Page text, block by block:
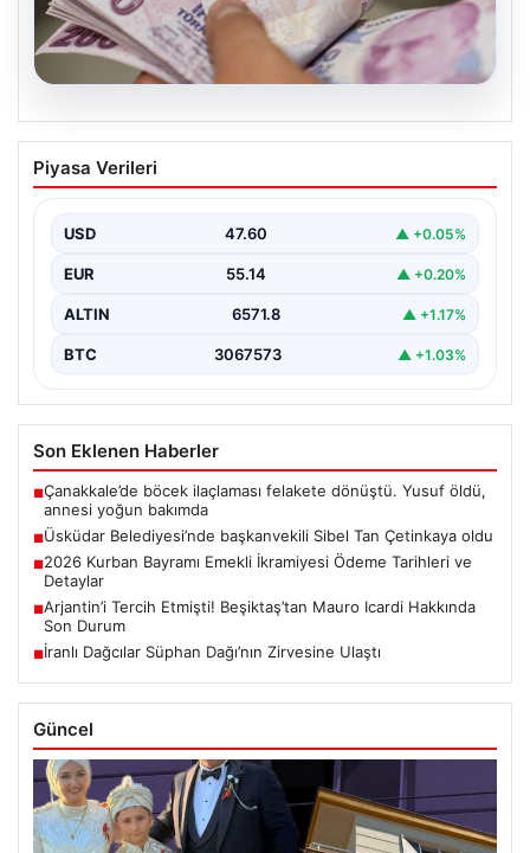
05.08.2026
2026 Kurban Bayramı Emekli İkramiyesi
Ödeme Tarihleri ve Detaylar
emekli vatandaş, bayram ikramiyelerinin ödeneceği
tarihleri büyük bir…
Piyasa Verileri
USD 47.60 ▲ +0.05%
EUR 55.14 ▲ +0.20%
ALTIN 6571.8 ▲ +1.17%
BTC 3067573 ▲ +1.03%
Son Eklenen Haberler
■Çanakkale’de böcek ilaçlaması felakete dönüştü. Yusuf öldü,
annesi yoğun bakımda
■Üsküdar Belediyesi’nde başkanvekili Sibel Tan Çetinkaya oldu
■2026 Kurban Bayramı Emekli İkramiyesi Ödeme Tarihleri ve
Detaylar
■Arjantin’i Tercih Etmişti! Beşiktaş’tan Mauro Icardi Hakkında
Son Durum
■İranlı Dağcılar Süphan Dağı’nın Zirvesine Ulaştı
Güncel